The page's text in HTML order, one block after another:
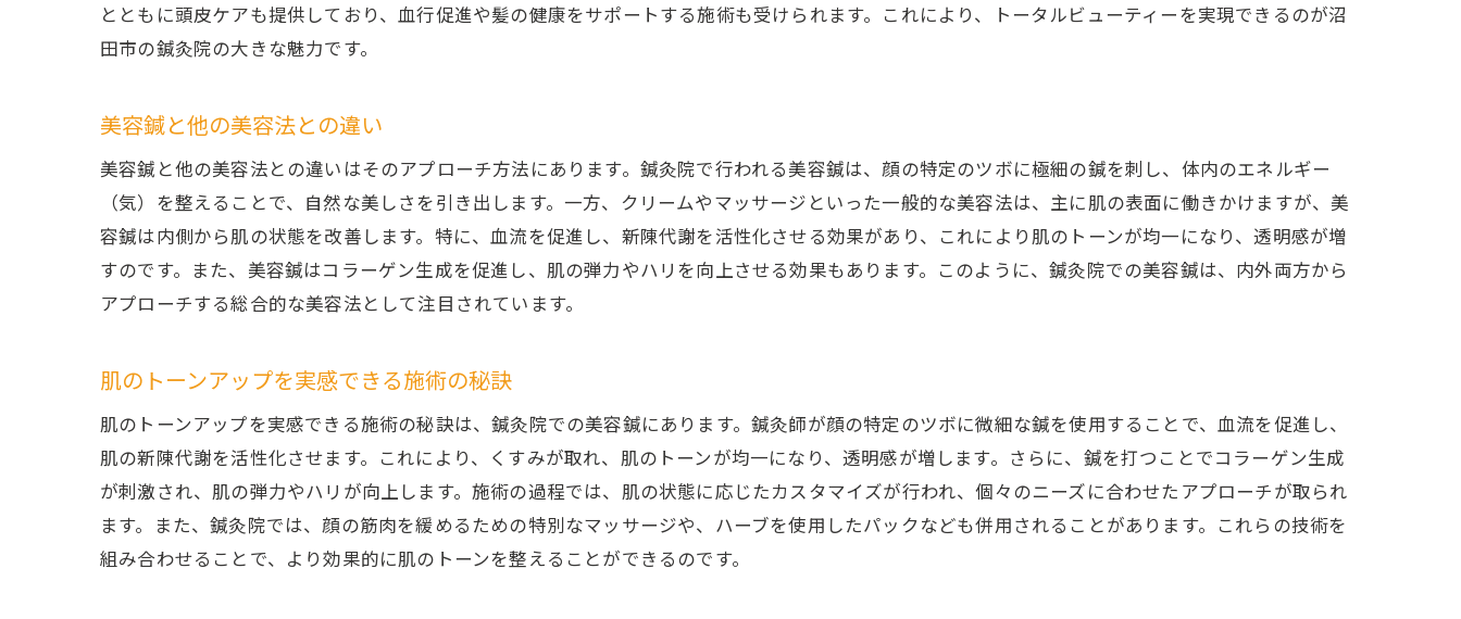
とともに頭皮ケアも提供しており、血行促進や髪の健康をサポートする施術も受けられます。これにより、トータルビューティーを実現できるのが沼
田市の鍼灸院の大きな魅力です。
美容鍼と他の美容法との違い
美容鍼と他の美容法との違いはそのアプローチ方法にあります。鍼灸院で行われる美容鍼は、顔の特定のツボに極細の鍼を刺し、体内のエネルギー
（気）を整えることで、自然な美しさを引き出します。一方、クリームやマッサージといった一般的な美容法は、主に肌の表面に働きかけますが、美
容鍼は内側から肌の状態を改善します。特に、血流を促進し、新陳代謝を活性化させる効果があり、これにより肌のトーンが均一になり、透明感が増
すのです。また、美容鍼はコラーゲン生成を促進し、肌の弾力やハリを向上させる効果もあります。このように、鍼灸院での美容鍼は、内外両方から
アプローチする総合的な美容法として注目されています。
肌のトーンアップを実感できる施術の秘訣
肌のトーンアップを実感できる施術の秘訣は、鍼灸院での美容鍼にあります。鍼灸師が顔の特定のツボに微細な鍼を使用することで、血流を促進し、
肌の新陳代謝を活性化させます。これにより、くすみが取れ、肌のトーンが均一になり、透明感が増します。さらに、鍼を打つことでコラーゲン生成
が刺激され、肌の弾力やハリが向上します。施術の過程では、肌の状態に応じたカスタマイズが行われ、個々のニーズに合わせたアプローチが取られ
ます。また、鍼灸院では、顔の筋肉を緩めるための特別なマッサージや、ハーブを使用したパックなども併用されることがあります。これらの技術を
組み合わせることで、より効果的に肌のトーンを整えることができるのです。